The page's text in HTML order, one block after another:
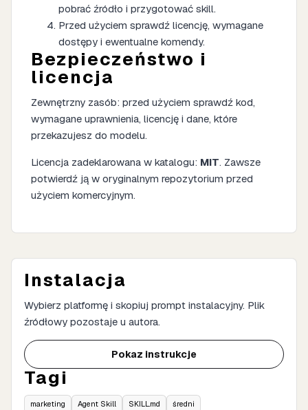
pobrać źródło i przygotować skill.
Przed użyciem sprawdź licencję, wymagane
dostępy i ewentualne komendy.
Bezpieczeństwo i
licencja
Zewnętrzny zasób: przed użyciem sprawdź kod,
wymagane uprawnienia, licencję i dane, które
przekazujesz do modelu.
Licencja zadeklarowana w katalogu: MIT. Zawsze
potwierdź ją w oryginalnym repozytorium przed
użyciem komercyjnym.
Instalacja
Wybierz platformę i skopiuj prompt instalacyjny. Plik
źródłowy pozostaje u autora.
Pokaz instrukcje
Tagi
marketing Agent Skill SKILL.md
średni